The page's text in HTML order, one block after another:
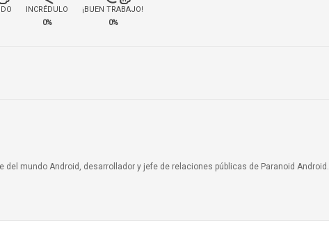
INCRÉDULO
0%
¡BUEN TRABAJO!
0%
del mundo Android, desarrollador y jefe de relaciones públicas de Paranoid Android.